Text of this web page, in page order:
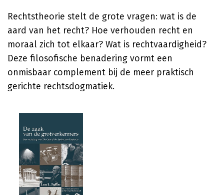
Rechtstheorie stelt de grote vragen: wat is de
aard van het recht? Hoe verhouden recht en
moraal zich tot elkaar? Wat is rechtvaardigheid?
Deze filosofische benadering vormt een
onmisbaar complement bij de meer praktisch
gerichte rechtsdogmatiek.